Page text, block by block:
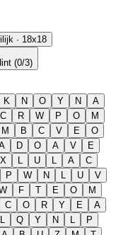
· 18x18
(0/3)
K N O Y N
A
C R W P O
M
M B C V E
O
D O A V
E
X L U L A
C
P W N L U
V
F T E O
M
C O R Y E
A
L Q Y N L
P